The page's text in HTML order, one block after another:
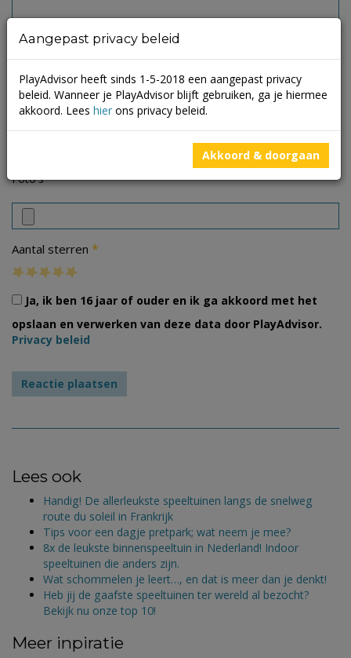
Foto's
Aantal sterren *
Ja, ik ben 16 jaar of ouder en ik ga akkoord met het
opslaan en verwerken van deze data door PlayAdvisor.
Privacy beleid
Lees ook
Handig! De allerleukste speeltuinen langs de snelweg
route du soleil in Frankrijk
Tips voor een dagje pretpark; wat neem je mee?
8x de leukste binnenspeeltuin in Nederland! Indoor
speeltuinen die anders zijn.
Wat schommelen je leert…, en dat is meer dan je denkt!
Heb jij de gaafste speeltuinen ter wereld al bezocht?
Bekijk nu onze top 10!
Meer inpiratie
Aangepast privacy beleid
PlayAdvisor heeft sinds 1-5-2018 een aangepast privacy
beleid. Wanneer je PlayAdvisor blijft gebruiken, ga je hiermee
akkoord. Lees hier ons privacy beleid.
Akkoord & doorgaan